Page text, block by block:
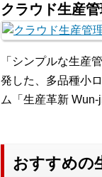
クラウド生産
「シンプルな生産
発した、多品種小
ム「生産革新
おすすめの